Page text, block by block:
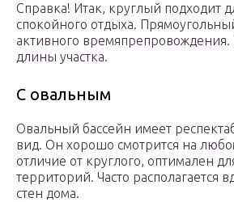
Справка! Итак, круглый подходит
спокойного отдыха.
активного
длины участка.
С овальным
Овальный бассейн имеет
вид. Он хорошо смотрится на
отличие от круглого, оптимален
территорий. Часто располагается
стен дома.